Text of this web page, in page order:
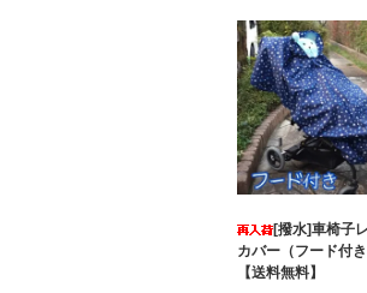
[撥水]車椅子
カバー（フード
【送料無料】